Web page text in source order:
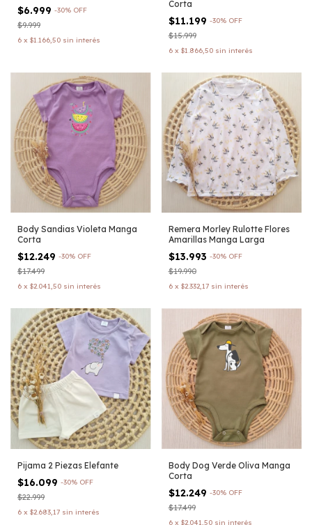
$6.999 -30% OFF
$9.999
6 x $1.166,50 sin interés
Corta
$11.199 -30% OFF
$15.999
6 x $1.866,50 sin interés
Body Sandias Violeta Manga
Corta
$12.249 -30% OFF
$17.499
6 x $2.041,50 sin interés
Remera Morley Rulotte Flores
Amarillas Manga Larga
$13.993 -30% OFF
$19.990
6 x $2.332,17 sin interés
Pijama 2 Piezas Elefante
$16.099 -30% OFF
$22.999
6 x $2.683,17 sin interés
Body Dog Verde Oliva Manga
Corta
$12.249 -30% OFF
$17.499
6 x $2.041,50 sin interés